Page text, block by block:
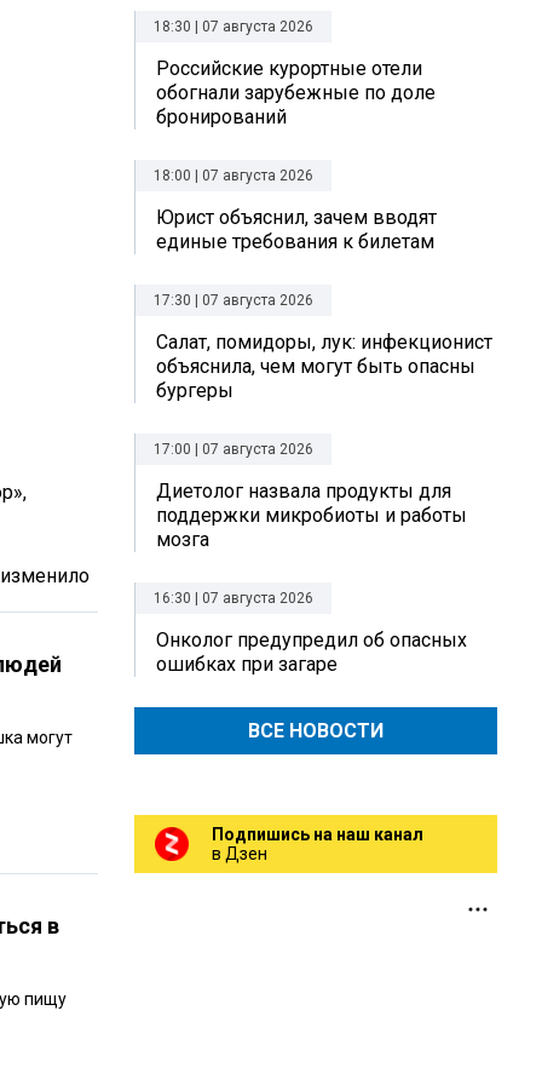
могут
в
пищу
18:30 | 07 августа 2026
Российские курортные отели
обогнали зарубежные по доле
бронирований
18:00 | 07 августа 2026
Юрист объяснил, зачем вводят
единые требования к билетам
17:30 | 07 августа 2026
Салат, помидоры, лук: инфекционист
объяснила, чем могут быть опасны
бургеры
17:00 | 07 августа 2026
Диетолог назвала продукты для
поддержки микробиоты и работы
мозга
16:30 | 07 августа 2026
Онколог предупредил об опасных
ошибках при загаре
ВСЕ НОВОСТИ
Подпишись на наш канал
в Дзен